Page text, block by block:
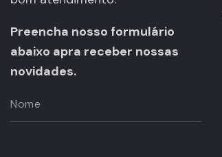
Preencha nosso formulário
abaixo apra receber nossas
novidades.